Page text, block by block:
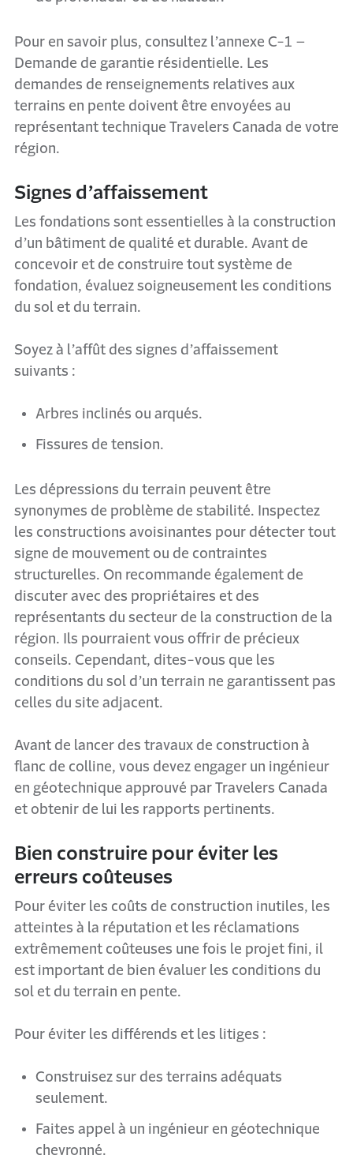
Pour en savoir plus, consultez l’annexe C-1 –
Demande de garantie résidentielle. Les
demandes de renseignements relatives aux
terrains en pente doivent être envoyées au
représentant technique Travelers Canada de votre
région.
Signes d’affaissement
Les fondations sont essentielles à la construction
d’un bâtiment de qualité et durable. Avant de
concevoir et de construire tout système de
fondation, évaluez soigneusement les conditions
du sol et du terrain.
Soyez à l’affût des signes d’affaissement
suivants :
Arbres inclinés ou arqués.
Fissures de tension.
Les dépressions du terrain peuvent être
synonymes de problème de stabilité. Inspectez
les constructions avoisinantes pour détecter tout
signe de mouvement ou de contraintes
structurelles. On recommande également de
discuter avec des propriétaires et des
représentants du secteur de la construction de la
région. Ils pourraient vous offrir de précieux
conseils. Cependant, dites-vous que les
conditions du sol d’un terrain ne garantissent pas
celles du site adjacent.
Avant de lancer des travaux de construction à
flanc de colline, vous devez engager un ingénieur
en géotechnique approuvé par Travelers Canada
et obtenir de lui les rapports pertinents.
Bien construire pour éviter les
erreurs coûteuses
Pour éviter les coûts de construction inutiles, les
atteintes à la réputation et les réclamations
extrêmement coûteuses une fois le projet fini, il
est important de bien évaluer les conditions du
sol et du terrain en pente.
Pour éviter les différends et les litiges :
Construisez sur des terrains adéquats
seulement.
Faites appel à un ingénieur en géotechnique
chevronné.